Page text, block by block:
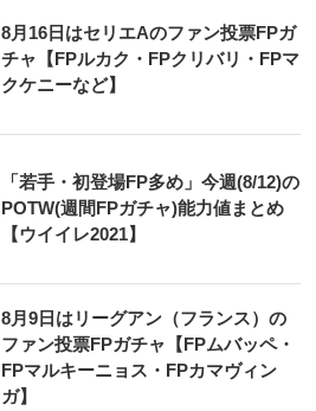
8月16日はセリエAのファン投票FPガ
チャ【FPルカク・FPクリバリ・FPマ
クケニーなど】
「若手・初登場FP多め」今週(8/12)の
POTW(週間FPガチャ)能力値まとめ
【ウイイレ2021】
8月9日はリーグアン（フランス）の
ファン投票FPガチャ【FPムバッペ・
FPマルキーニョス・FPカマヴィン
ガ】